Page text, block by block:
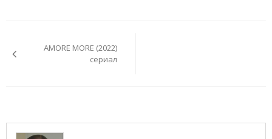
записямAMORE MORE (2022)
сериал